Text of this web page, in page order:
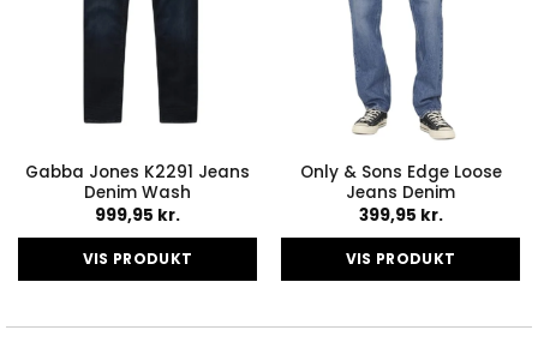
Gabba Jones K2291 Jeans
Denim Wash
999,95 kr.
VIS PRODUKT
Only & Sons Edge Loose
Jeans Denim
399,95 kr.
VIS PRODUKT